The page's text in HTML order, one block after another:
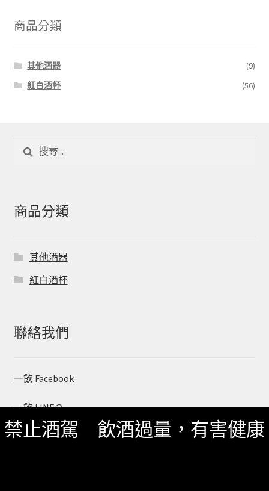
商品分類
其他酒器
(9)
紅白酒杯
(56)
字:
商品分類
其他酒器
紅白酒杯
聯絡我們
一飲 Facebook
一飲 LINE@
禁止酒駕 飲酒過量，有害健康